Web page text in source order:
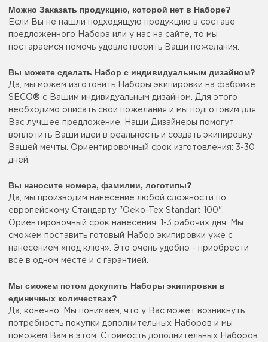
Можно Заказать продукцию, которой нет в Наборе?
Если Вы не нашли подходящую продукцию в составе
предложенного Набора или у нас на сайте, то мы
постараемся помочь удовлетворить Ваши пожелания.
Вы можете сделать Набор с индивидуальным дизайном?
Да, мы можем изготовить Наборы экипировки на фабрике
SECO® с Вашим индивидуальным дизайном. Для этого
необходимо описать свои пожелания и мы подготовим для
Вас лучшее предложение. Наши Дизайнеры помогут
воплотить Ваши идеи в реальность и создать экипировку
Вашей мечты. Ориентировочный срок изготовления: 3-30
дней.
Вы наносите номера, фамилии, логотипы?
Да, мы производим нанесение любой сложности по
европейскому Стандарту "Oeko-Tex Standart 100".
Ориентировочный срок нанесения: 1-3 рабочих дня. Мы
сможем поставить готовый Набор экипировки уже с
нанесением «под ключ». Это очень удобно - приобрести
все в одном месте и с гарантией.
Мы сможем потом докупить Наборы экипировки в
единичных количествах?
Да, конечно. Мы понимаем, что у Вас может возникнуть
потребность покупки дополнительных Наборов и мы
поможем Вам в этом. Стоимость дополнительных Наборов